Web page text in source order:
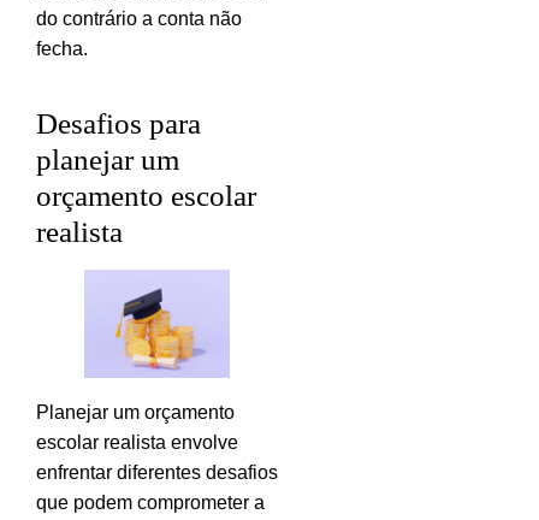
do contrário a conta não
fecha.
Desafios para
planejar um
orçamento escolar
realista
Planejar um orçamento
escolar realista envolve
enfrentar diferentes desafios
que podem comprometer a